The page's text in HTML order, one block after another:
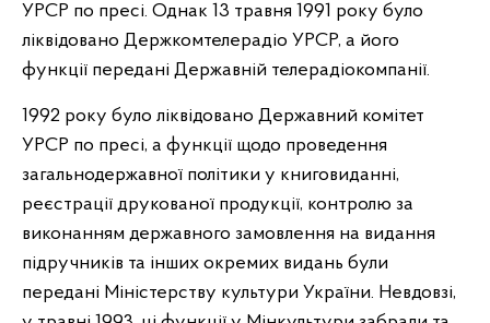
УРСР по пресі. Однак 13 травня 1991 року було
ліквідовано Держкомтелерадіо УРСР, а його
функції передані Державній телерадіокомпанії.
1992 року було ліквідовано Державний комітет
УРСР по пресі, а функції щодо проведення
загальнодержавної політики у книговиданні,
реєстрації друкованої продукції, контролю за
виконанням державного замовлення на видання
підручників та інших окремих видань були
передані Міністерству культури України. Невдовзі,